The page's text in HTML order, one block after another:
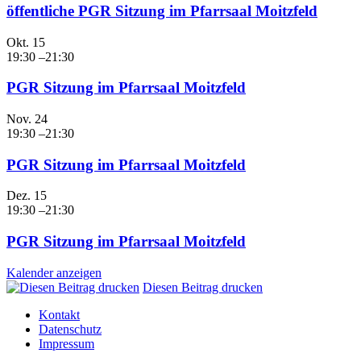
öffentliche PGR Sitzung im Pfarrsaal Moitzfeld
Okt. 15
19:30 –21:30
PGR Sitzung im Pfarrsaal Moitzfeld
Nov. 24
19:30 –21:30
PGR Sitzung im Pfarrsaal Moitzfeld
Dez. 15
19:30 –21:30
PGR Sitzung im Pfarrsaal Moitzfeld
Kalender anzeigen
Diesen Beitrag drucken
Kontakt
Datenschutz
Impressum